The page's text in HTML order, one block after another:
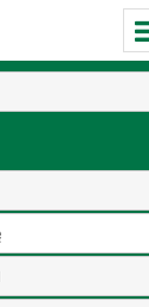
numer